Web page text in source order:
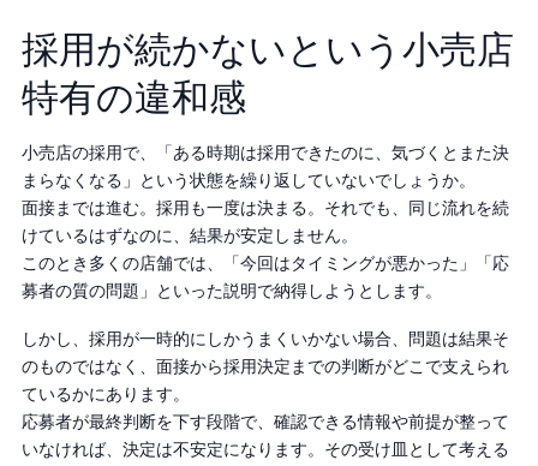
採用が続かないという小売店
特有の違和感
小売店の採用で、「ある時期は採用できたのに、気づくとまた決
まらなくなる」という状態を繰り返していないでしょうか。
面接までは進む。採用も一度は決まる。それでも、同じ流れを続
けているはずなのに、結果が安定しません。
このとき多くの店舗では、「今回はタイミングが悪かった」「応
募者の質の問題」といった説明で納得しようとします。
しかし、採用が一時的にしかうまくいかない場合、問題は結果そ
のものではなく、面接から採用決定までの判断がどこで支えられ
ているかにあります。
応募者が最終判断を下す段階で、確認できる情報や前提が整って
いなければ、決定は不安定になります。その受け皿として考える